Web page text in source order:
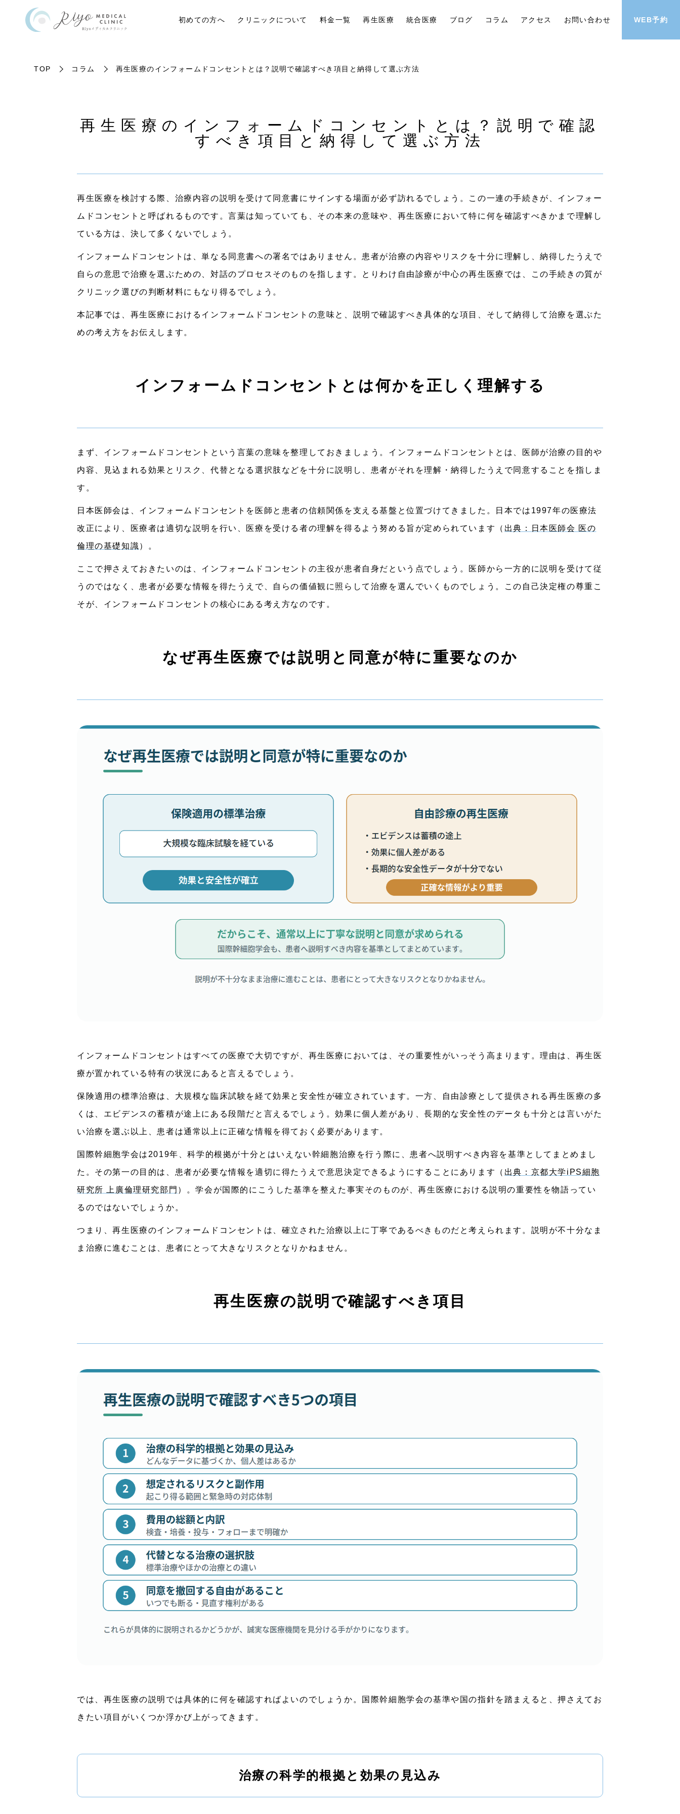
初めての方へ クリニックについて 料金一覧 再生医療 統合医療 ブログ コラム アクセス お問い合わせ WEB予約
TOP コラム 再生医療のインフォームドコンセントとは？説明で確認すべき項目と納得して選ぶ方法
再生医療のインフォームドコンセントとは？説明で確認
すべき項目と納得して選ぶ方法
再生医療を検討する際、治療内容の説明を受けて同意書にサインする場面が必ず訪れるでしょう。この一連の手続きが、インフォー
ムドコンセントと呼ばれるものです。言葉は知っていても、その本来の意味や、再生医療において特に何を確認すべきかまで理解し
ている方は、決して多くないでしょう。
インフォームドコンセントは、単なる同意書への署名ではありません。患者が治療の内容やリスクを十分に理解し、納得したうえで
自らの意思で治療を選ぶための、対話のプロセスそのものを指します。とりわけ自由診療が中心の再生医療では、この手続きの質が
クリニック選びの判断材料にもなり得るでしょう。
本記事では、再生医療におけるインフォームドコンセントの意味と、説明で確認すべき具体的な項目、そして納得して治療を選ぶた
めの考え方をお伝えします。
インフォームドコンセントとは何かを正しく理解する
まず、インフォームドコンセントという言葉の意味を整理しておきましょう。インフォームドコンセントとは、医師が治療の目的や
内容、見込まれる効果とリスク、代替となる選択肢などを十分に説明し、患者がそれを理解・納得したうえで同意することを指しま
す。
日本医師会は、インフォームドコンセントを医師と患者の信頼関係を支える基盤と位置づけてきました。日本では1997年の医療法
改正により、医療者は適切な説明を行い、医療を受ける者の理解を得るよう努める旨が定められています（ 出典：日本医師会 医の
倫理の基礎知識）。
ここで押さえておきたいのは、インフォームドコンセントの主役が患者自身だという点でしょう。医師から一方的に説明を受けて従
うのではなく、患者が必要な情報を得たうえで、自らの価値観に照らして治療を選んでいくものでしょう。この自己決定権の尊重こ
そが、インフォームドコンセントの核心にある考え方なのです。
なぜ再生医療では説明と同意が特に重要なのか
インフォームドコンセントはすべての医療で大切ですが、再生医療においては、その重要性がいっそう高まります。理由は、再生医
療が置かれている特有の状況にあると言えるでしょう。
保険適用の標準治療は、大規模な臨床試験を経て効果と安全性が確立されています。一方、自由診療として提供される再生医療の多
くは、エビデンスの蓄積が途上にある段階だと言えるでしょう。効果に個人差があり、長期的な安全性のデータも十分とは言いがた
い治療を選ぶ以上、患者は通常以上に正確な情報を得ておく必要があります。
国際幹細胞学会は2019年、科学的根拠が十分とはいえない幹細胞治療を行う際に、患者へ説明すべき内容を基準としてまとめまし
た。その第一の目的は、患者が必要な情報を適切に得たうえで意思決定できるようにすることにあります（ 出典：京都大学iPS細胞
研究所 上廣倫理研究部門 ）。学会が国際的にこうした基準を整えた事実そのものが、再生医療における説明の重要性を物語ってい
るのではないでしょうか。
つまり、再生医療のインフォームドコンセントは、確立された治療以上に丁寧であるべきものだと考えられます。説明が不十分なま
ま治療に進むことは、患者にとって大きなリスクとなりかねません。
再生医療の説明で確認すべき項目
では、再生医療の説明では具体的に何を確認すればよいのでしょうか。国際幹細胞学会の基準や国の指針を踏まえると、押さえてお
きたい項目がいくつか浮かび上がってきます。
治療の科学的根拠と効果の見込み